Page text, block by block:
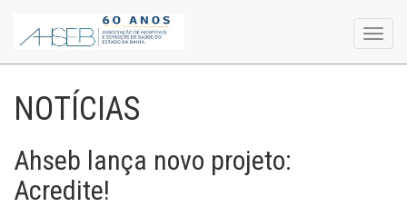
NOTÍCIAS
Ahseb lança novo projeto:
Acredite!